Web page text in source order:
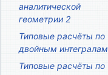
аналитической
геометрии 2
Типовые расчёты по
двойным интегралам
Типовые расчёты по